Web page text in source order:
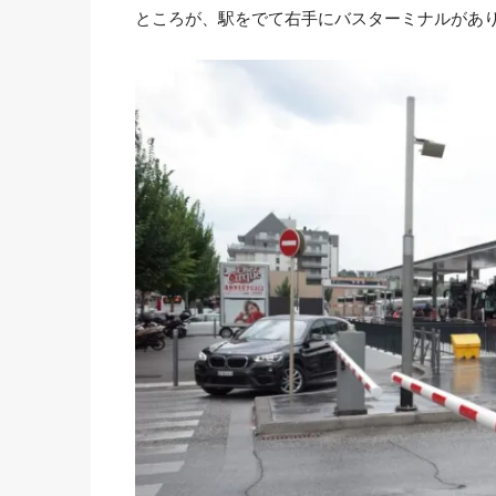
ところが、駅をでて右手にバスターミナルがあ